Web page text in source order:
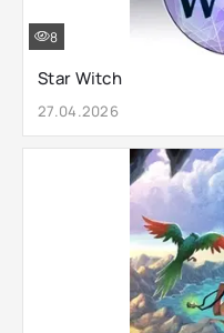
Star Witch
27.04.2026
8